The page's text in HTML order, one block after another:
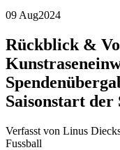
09 Aug2024
Rückblick &
Saisonstart der
Verfasst von Linus
Fussball